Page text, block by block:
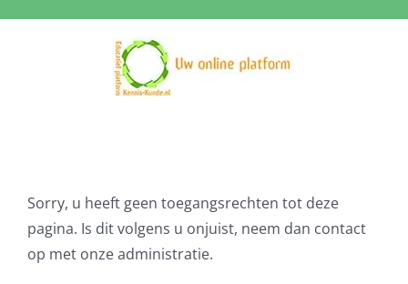
Sorry, u heeft geen toegangsrechten tot deze
pagina. Is dit volgens u onjuist, neem dan contact
op met onze administratie.